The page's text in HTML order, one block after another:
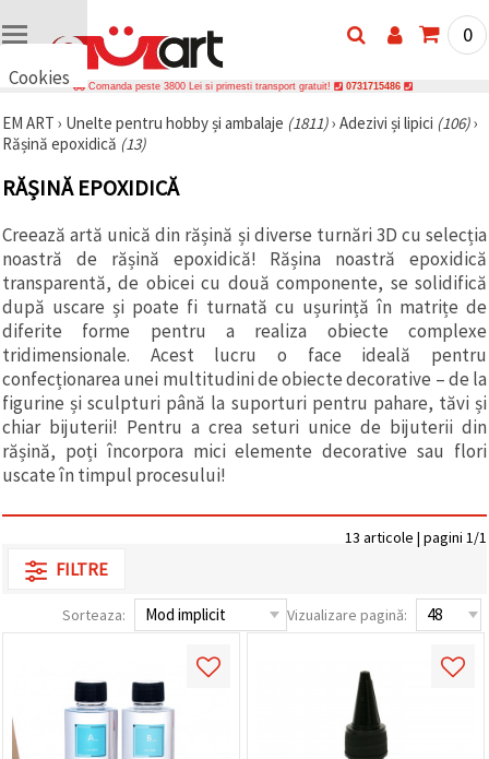
Cookies
vrem să vă
oferim
câteva
cookie -uri.
Cu toate
sunt diferite
de cele pe
care le
cunoașteți,
suntem
siguri că
veți avea
cea mai
experiență
aici,
amintindu-
vă de
preferințele
și re-
Puteți fi de
toate
cookie -
clic pe "pe
un tip de
cookie -uri
0
Comanda peste 3800 Lei si primesti transport gratuit! 0731715486
EM ART › Unelte pentru hobby și ambalaje (1811)› Adezivi și lipici (106)›
Rășină epoxidică (13)
RĂȘINĂ EPOXIDICĂ
Creează artă unică din rășină și diverse turnări 3D cu selecția
noastră de rășină epoxidică! Rășina noastră epoxidică
transparentă, de obicei cu două componente, se solidifică
după uscare și poate fi turnată cu ușurință în matrițe de
diferite forme pentru a realiza obiecte complexe
tridimensionale. Acest lucru o face ideală pentru
confecționarea unei multitudini de obiecte decorative – de la
figurine și sculpturi până la suporturi pentru pahare, tăvi și
chiar bijuterii! Pentru a crea seturi unice de bijuterii din
rășină, poți încorpora mici elemente decorative sau flori
uscate în timpul procesului!
13 articole | pagini 1/1
FILTRE
Sorteaza: Vizualizare pagină: